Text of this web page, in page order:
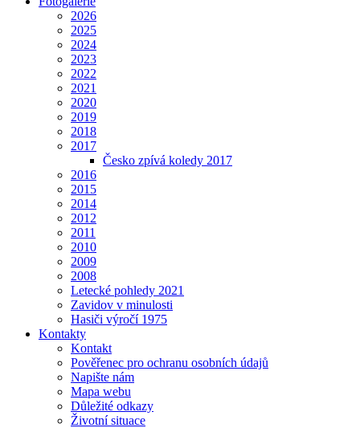
2026
2025
2024
2023
2022
2021
2020
2019
2018
2017
Česko zpívá koledy 2017
2016
2015
2014
2012
2011
2010
2009
2008
Letecké pohledy 2021
Zavidov v minulosti
Hasiči výročí 1975
Kontakty
Kontakt
Pověřenec pro ochranu osobních údajů
Napište nám
Mapa webu
Důležité odkazy
Životní situace